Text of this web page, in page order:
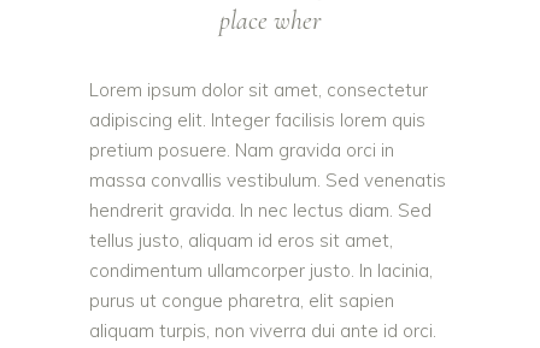
place wher
Lorem ipsum dolor sit amet, consectetur
adipiscing elit. Integer facilisis lorem quis
pretium posuere. Nam gravida orci in
massa convallis vestibulum. Sed venenatis
hendrerit gravida. In nec lectus diam. Sed
tellus justo, aliquam id eros sit amet,
condimentum ullamcorper justo. In lacinia,
purus ut congue pharetra, elit sapien
aliquam turpis, non viverra dui ante id orci.